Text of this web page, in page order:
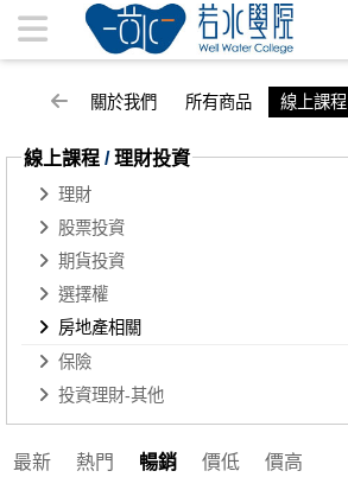
房地產相關 | 若水學院
關於我們 所有商品 線上課程
線上課程 /理財投資
理財
股票投資
期貨投資
選擇權
房地產相關
保險
投資理財-其他
最新 熱門 暢銷 價低 價高